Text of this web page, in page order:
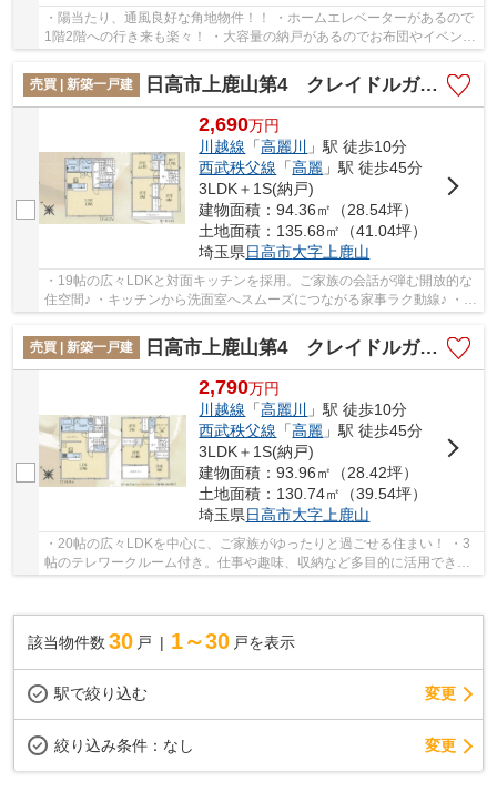
・陽当たり、通風良好な角地物件！！ ・ホームエレベーターがあるので
1階2階への行き来も楽々！ ・大容量の納戸があるのでお布団やイベント
売買 | 新築一戸建
日高市上鹿山第4 クレイドルガーデン 新築戸建 全3棟 3号棟
2,690万円
川越線 「高麗川
」駅 徒歩10分
西武秩父線 「高麗 」駅 徒歩45分
3LDK＋1S(納戸)
建物面積：94.36㎡（28.54坪）
土地面積：135.68㎡（41.04坪）
埼玉県日高市大字上鹿山
・19帖の広々LDKと対面キッチンを採用。ご家族の会話が弾む開放的な
住空間♪ ・キッチンから洗面室へスムーズにつながる家事ラク動線♪ ・ス
売買 | 新築一戸建
日高市上鹿山第4 クレイドルガーデン 新築戸建 全3棟 2号棟
2,790万円
川越線 「高麗川
」駅 徒歩10分
西武秩父線 「高麗 」駅 徒歩45分
3LDK＋1S(納戸)
建物面積：93.96㎡（28.42坪）
土地面積：130.74㎡（39.54坪）
埼玉県日高市大字上鹿山
・20帖の広々LDKを中心に、ご家族がゆったりと過ごせる住まい！ ・3
帖のテレワークルーム付き。仕事や趣味、収納など多目的に活用できる
該当物件数 30 戸 1～30 戸を表示
駅で絞り込む 変更
絞り込み条件： なし 変更